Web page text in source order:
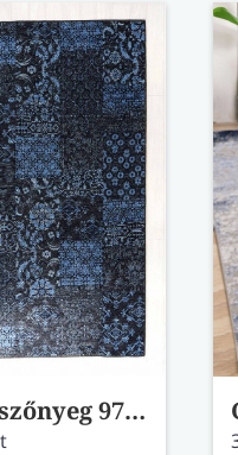
Teide szőnyeg 97004/5011-99 80x150